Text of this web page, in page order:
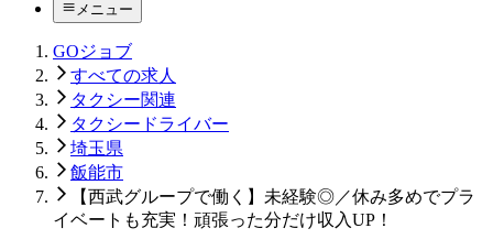
メニュー
GOジョブ
すべての求人
タクシー関連
タクシードライバー
埼玉県
飯能市
【西武グループで働く】未経験◎／休み多めでプラ
イベートも充実！頑張った分だけ収入UP！